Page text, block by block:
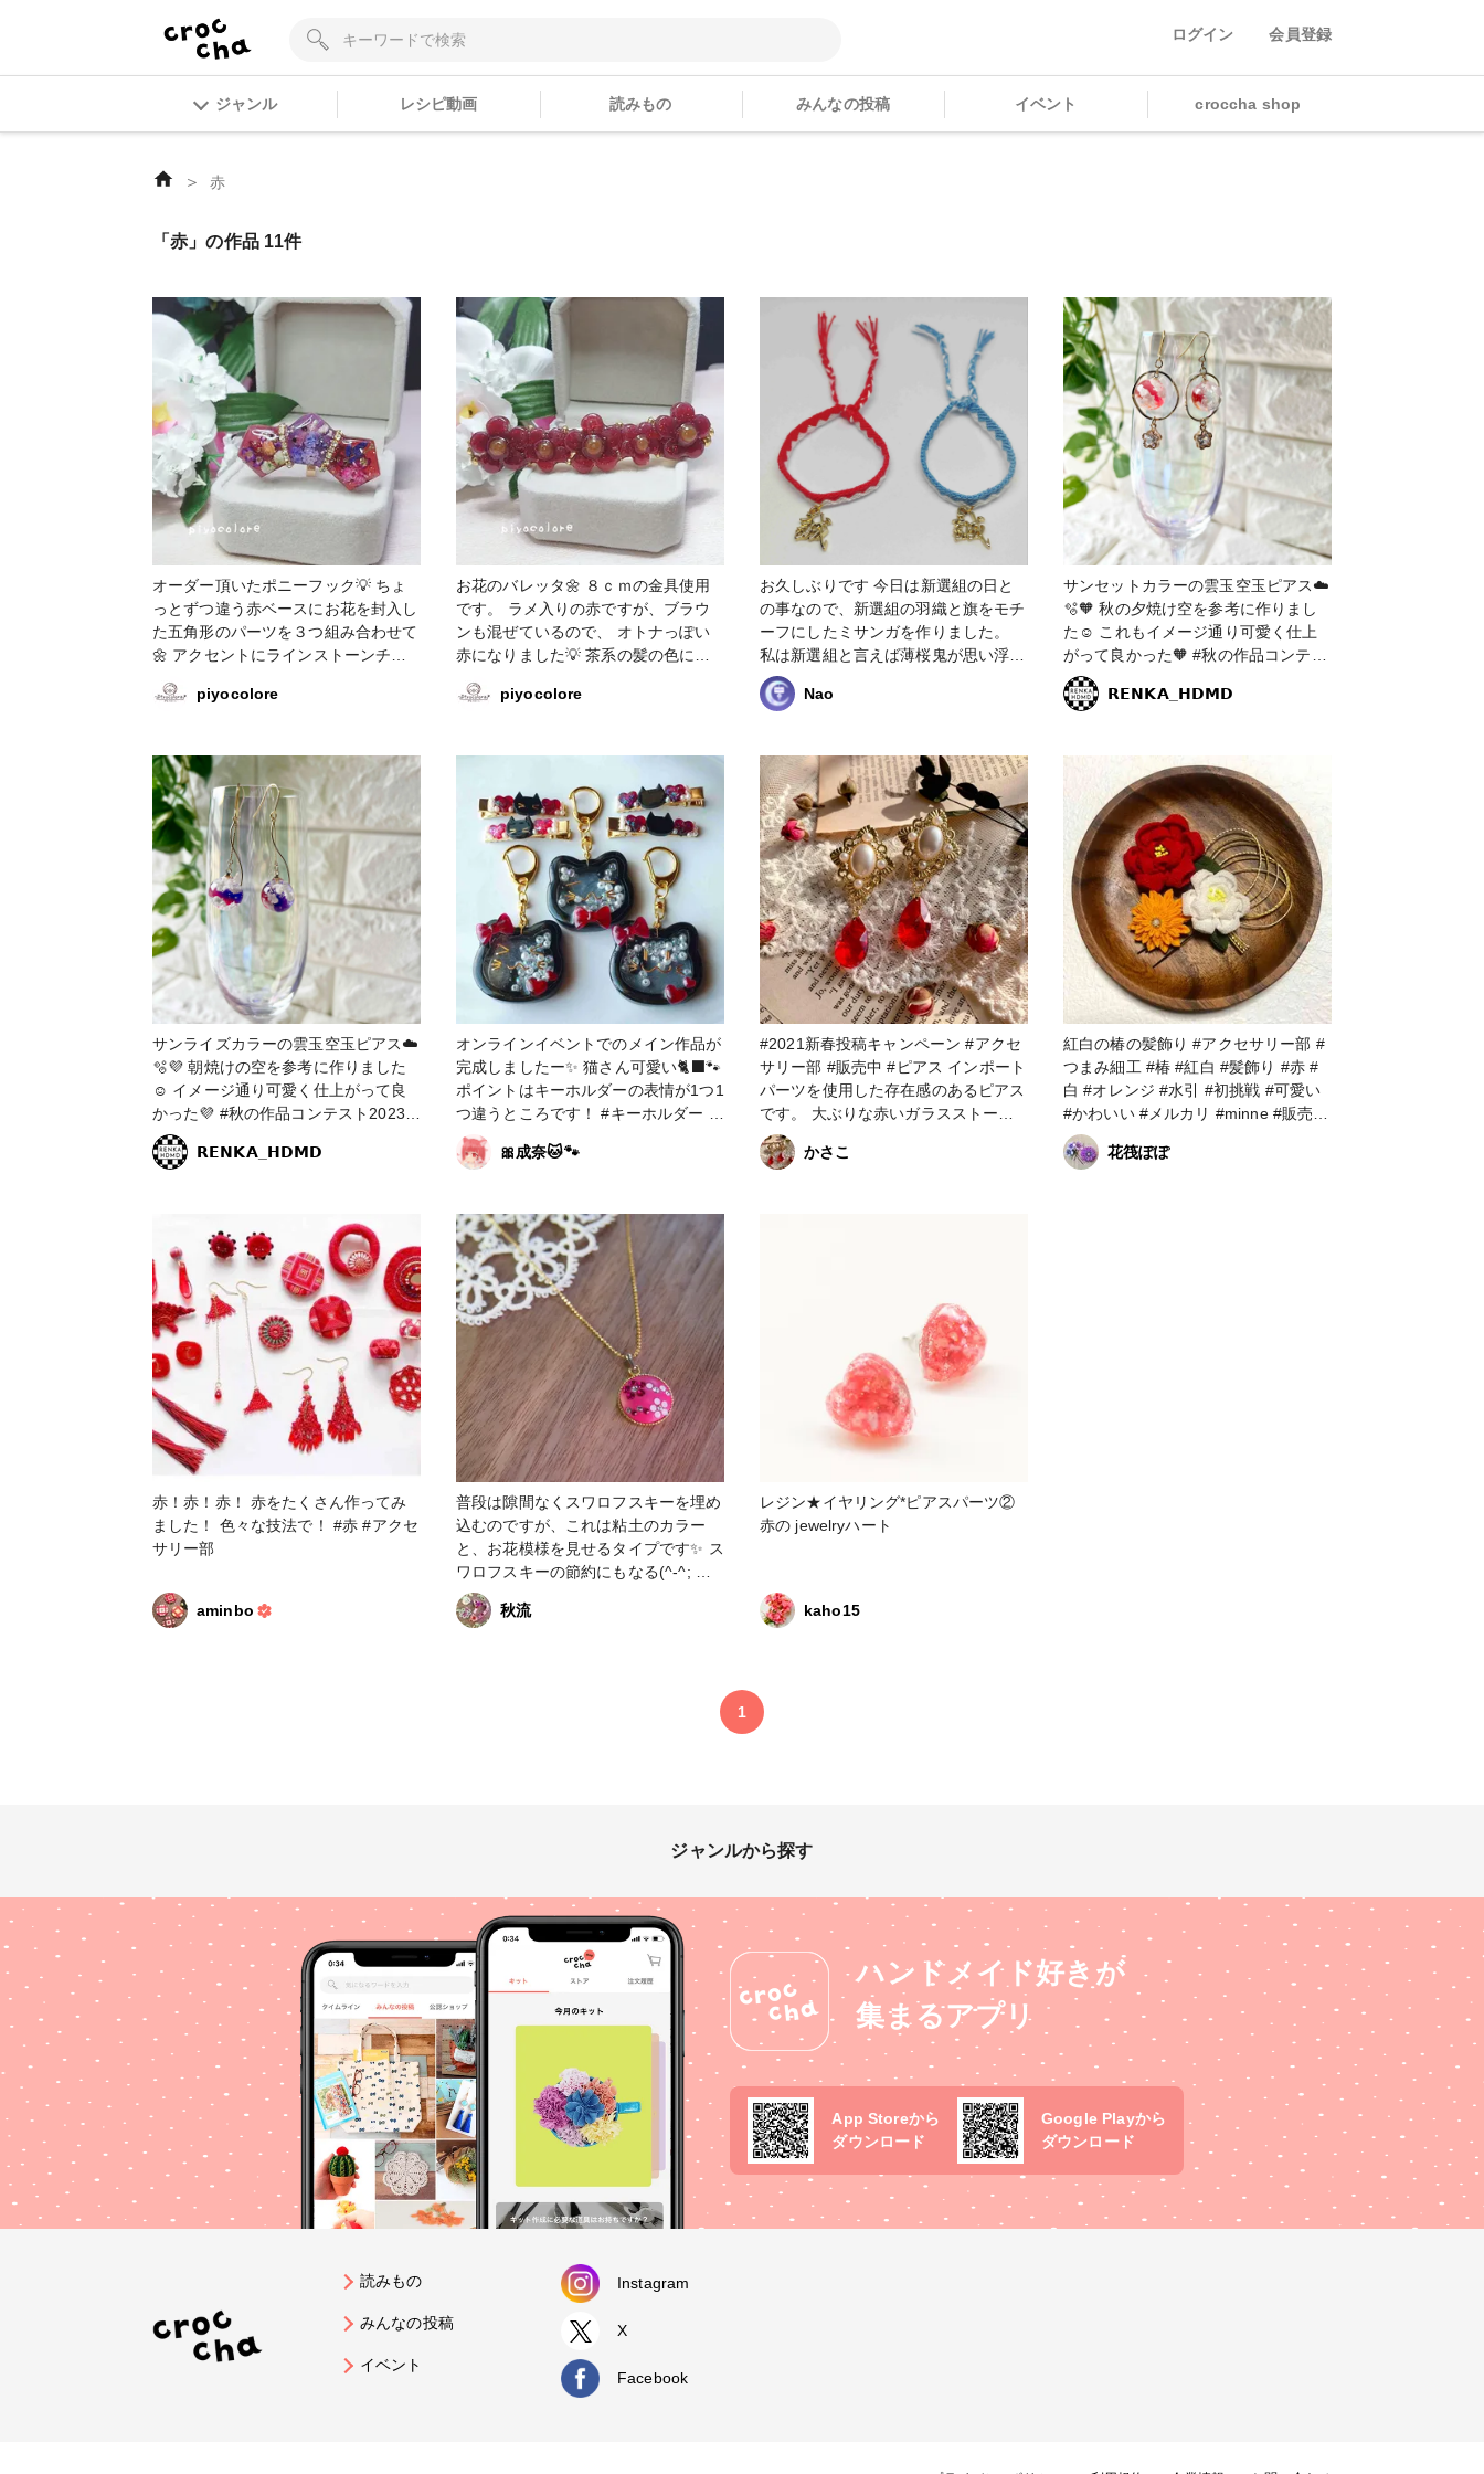
ログイン 会員登録
ジャンル レシピ動画 読みもの みんなの投稿 イベント croccha shop
＞ 赤
「赤」の作品 11件
オーダー頂いたポニーフック💡 ちょ
っとずつ違う赤ベースにお花を封入し
た五角形のパーツを３つ組み合わせて
🌼 アクセントにラインストーンチェ
ラの存在感が出ました✨️ #アクセサリ
五角形 #赤
piyocolore
お花のバレッタ🌼 ８ｃｍの金具使用
です。 ラメ入りの赤ですが、ブラウ
ンも混ぜているので、 オトナっぽい
赤になりました💡 茶系の髪の色によ
大人気です😄 #小物・雑貨 #ミニチュ
piyocolore
お久しぶりです 今日は新選組の日と
の事なので、新選組の羽織と旗をモチ
ーフにしたミサンガを作りました。
私は新選組と言えば薄桜鬼が思い浮か
びますが、皆さんはいかがでしょう
か？ #ミサンガ #だんだら #水色 #赤 Nao
サンセットカラーの雲玉空玉ピアス☁️
🫧🧡 秋の夕焼け空を参考に作りまし
た☺️ これもイメージ通り可愛く仕上
がって良かった🧡 #秋の作品コンテス
ト2023 #アクセサリー部 #ピアス #サ
ンセット #夕焼け #レジン #レジンア
#レジンエキスパート講座認定講師 #
オレンジ #赤 #レッド #オレンジグラ
デーション
𝗥𝗘𝗡𝗞𝗔_𝗛𝗗𝗠𝗗
サンライズカラーの雲玉空玉ピアス☁️
🫧💜 朝焼けの空を参考に作りました
☺️ イメージ通り可愛く仕上がって良
かった💜 #秋の作品コンテスト2023 #
アクセサリー部 #ピアス #サンライズ
#朝焼け #レジン #レジンアクセサリ
エキスパート講座認定講師 #紫 #赤 #
パープル #レッド
𝗥𝗘𝗡𝗞𝗔_𝗛𝗗𝗠𝗗
オンラインイベントでのメイン作品が
完成しましたー✨ 猫さん可愛い🐈‍⬛🐾
ポイントはキーホルダーの表情が1つ1
つ違うところです！ #キーホルダー #
ヘアアクセサリー #シャカシャカキー
ホルダー #シェイカーキーホルダー #
🎀成奈🐱🐾
#2021新春投稿キャンペーン #アクセ
サリー部 #販売中 #ピアス インポート
パーツを使用した存在感のあるピアス
です。 大ぶりな赤いガラスストーン
が輝き、耳元を華やかに彩ります。
カボションとストーンをつなげるチェ
かさこ
紅白の椿の髪飾り #アクセサリー部 #
つまみ細工 #椿 #紅白 #髪飾り #赤 #
白 #オレンジ #水引 #初挑戦 #可愛い
#かわいい #メルカリ #minne #販売中
#ファンれぽ_Tokaiグループ #その他
のハンドメイド
花筏ぽぽ
赤！赤！赤！ 赤をたくさん作ってみ
ました！ 色々な技法で！ #赤 #アクセ
サリー部
aminbo
普段は隙間なくスワロフスキーを埋め
込むのですが、これは粘土のカラー
と、お花模様を見せるタイプです✨ ス
ワロフスキーの節約にもなる(^-^; ス
ワロ少ないですが、そこはやっぱりス
ワロフスキー✨ キラキラ輝きます✨✨
秋流
レジン★イヤリング*ピアスパーツ②
赤の jewelryハート
kaho15
1
ジャンルから探す
ハンドメイド好きが
集まるアプリ
App Storeから
ダウンロード
Google Playから
ダウンロード
読みもの
みんなの投稿
イベント
Instagram
X
Facebook